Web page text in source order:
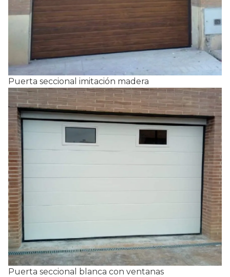
Puerta seccional imitación madera
Puerta seccional blanca con ventanas